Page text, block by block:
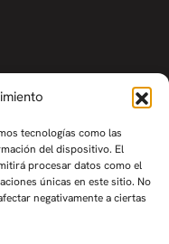
tecnologías como las
del dispositivo. El
procesar datos como el
únicas en este sitio. No
negativamente a ciertas
por